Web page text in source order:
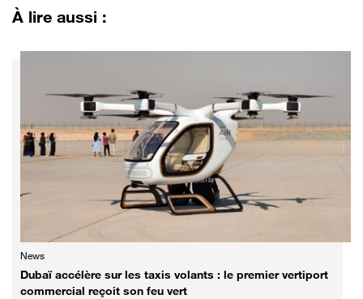
À lire aussi :
News
Dubaï accélère sur les taxis volants : le premier vertiport
commercial reçoit son feu vert